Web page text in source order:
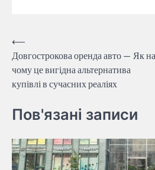
Навігація
записів
⟵
Довгострокова оренда авто —
чому це вигідна альтернатива
купівлі в сучасних реаліях
Як
Пов'язані записи